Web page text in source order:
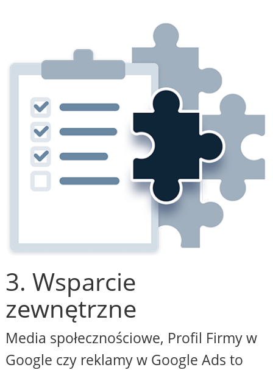
3. Wsparcie
zewnętrzne
Media społecznościowe, Profil Firmy w
Google czy reklamy w Google Ads to